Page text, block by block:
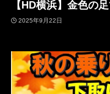
【HD横浜】金色の
2025年9月22日